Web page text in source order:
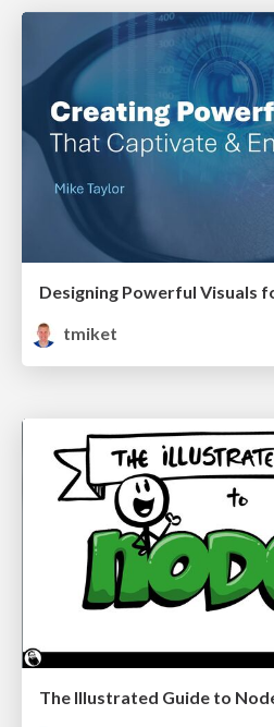
Designing Powerful Visuals
tmiket